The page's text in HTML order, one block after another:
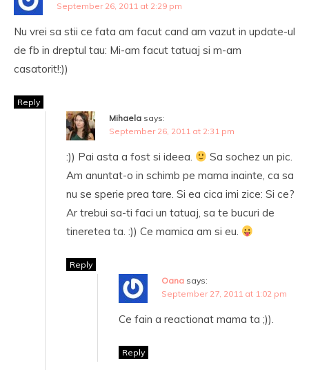
September 26, 2011 at 2:29 pm
Nu vrei sa stii ce fata am facut cand am vazut in update-ul
de fb in dreptul tau: Mi-am facut tatuaj si m-am
casatorit!:))
Reply
Mihaela says:
September 26, 2011 at 2:31 pm
:)) Pai asta a fost si ideea.
Sa sochez un pic.
Am anuntat-o in schimb pe mama inainte, ca sa
nu se sperie prea tare. Si ea cica imi zice: Si ce?
Ar trebui sa-ti faci un tatuaj, sa te bucuri de
tineretea ta. :)) Ce mamica am si eu.
Reply
Oana says:
September 27, 2011 at 1:02 pm
Ce fain a reactionat mama ta ;)).
Reply